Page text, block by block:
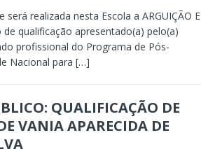
será realizada nesta Escola a ARGUIÇÃO E
de qualificação apresentado(a) pelo(a)
profissional do Programa de Pós-
Nacional para […]
QUALIFICAÇÃO DE
VANIA APARECIDA DE